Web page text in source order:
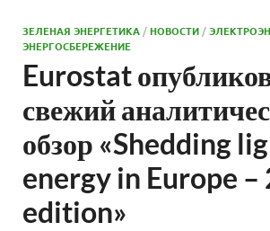
ЗЕЛЕНАЯ ЭНЕРГЕТИКА /НОВОСТИ /
ЭНЕРГОСБЕРЕЖЕНИЕ
Eurostat
свежий
обзор «Shedding
energy in Europe –
edition»